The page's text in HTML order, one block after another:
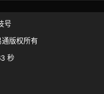
号
版权所有
秒